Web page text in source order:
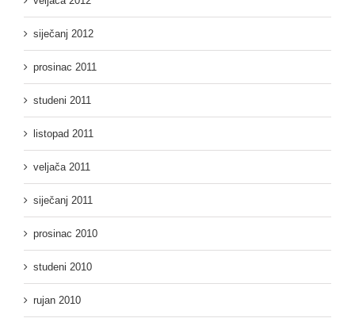
siječanj 2012
prosinac 2011
studeni 2011
listopad 2011
veljača 2011
siječanj 2011
prosinac 2010
studeni 2010
rujan 2010